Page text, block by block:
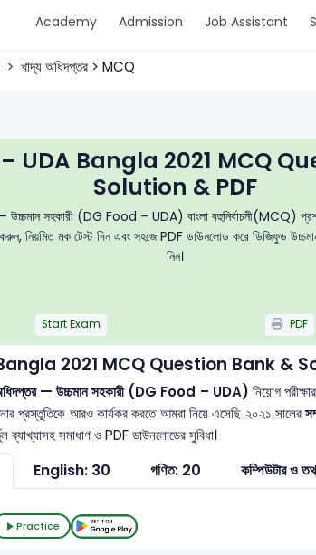
Academy Admission Job Assistant
খাদ্য অধিদপ্তর > MCQ
UDA Bangla 2021 MCQ
Solution & PDF
উচ্চমান সহকারী (DG Food – UDA) বাংলা বহুনির্বাচনী(MCQ)
নিয়মিত মক টেস্ট দিন এবং সহজে PDF ডাউনলোড করে ডিজিফুড
নিন।
Start Exam PDF
2021 MCQ Question Bank &
— উচ্চমান সহকারী (DG Food – UDA) নিয়োগ পরীক্ষার
প্রস্তুতিকে আরও কার্যকর করতে আমরা নিয়ে এসেছি ২০২১ সালের
ব্যাখ্যাসহ সমাধাণ ও PDF ডাউনলোডের সুবিধা।
English: 30 গণিত: 20
Practice